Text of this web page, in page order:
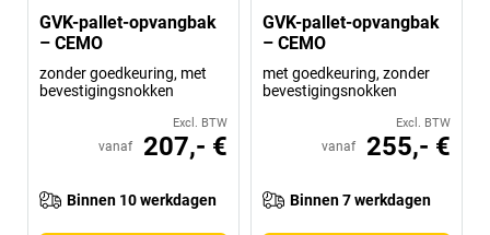
GVK-pallet-opvangbak
– CEMO
zonder goedkeuring, met
bevestigingsnokken
Excl. BTW
vanaf 207,- €
Binnen 10 werkdagen
GVK-pallet-opvangbak
– CEMO
met goedkeuring, zonder
bevestigingsnokken
Excl. BTW
vanaf 255,- €
Binnen 7 werkdagen